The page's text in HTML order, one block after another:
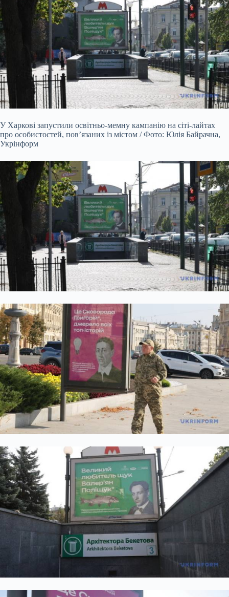
У Харкові запустили освітньо-мемну кампанію на сіті-лайтах
про особистостей, пов’язаних із містом / Фото: Юлія Байрачна,
Укрінформ